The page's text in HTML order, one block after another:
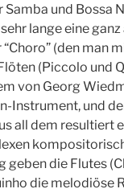
und Bossa
lange eine
(den man
(Piccolo und
von Georg
Instrument, und
all dem resultiert
geben die Flutes
die melodiöse